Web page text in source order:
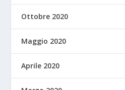
Ottobre 2020
Maggio 2020
Aprile 2020